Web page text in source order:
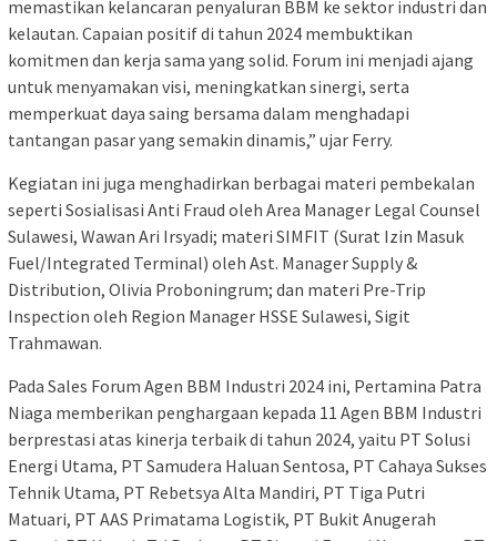
memastikan kelancaran penyaluran BBM ke sektor industri dan
kelautan. Capaian positif di tahun 2024 membuktikan
komitmen dan kerja sama yang solid. Forum ini menjadi ajang
untuk menyamakan visi, meningkatkan sinergi, serta
memperkuat daya saing bersama dalam menghadapi
tantangan pasar yang semakin dinamis,” ujar Ferry.
Kegiatan ini juga menghadirkan berbagai materi pembekalan
seperti Sosialisasi Anti Fraud oleh Area Manager Legal Counsel
Sulawesi, Wawan Ari Irsyadi; materi SIMFIT (Surat Izin Masuk
Fuel/Integrated Terminal) oleh Ast. Manager Supply &
Distribution, Olivia Proboningrum; dan materi Pre-Trip
Inspection oleh Region Manager HSSE Sulawesi, Sigit
Trahmawan.
Pada Sales Forum Agen BBM Industri 2024 ini, Pertamina Patra
Niaga memberikan penghargaan kepada 11 Agen BBM Industri
berprestasi atas kinerja terbaik di tahun 2024, yaitu PT Solusi
Energi Utama, PT Samudera Haluan Sentosa, PT Cahaya Sukses
Tehnik Utama, PT Rebetsya Alta Mandiri, PT Tiga Putri
Matuari, PT AAS Primatama Logistik, PT Bukit Anugerah